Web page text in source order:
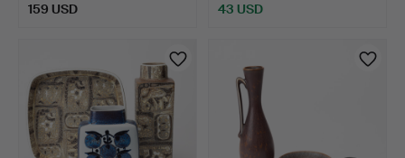
159 USD 43 USD